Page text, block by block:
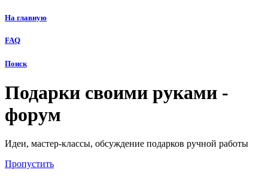
На главную
FAQ
Поиск
Подарки своими руками -
форум
Идеи, мастер-классы, обсуждение подарков ручной работы
Пропустить